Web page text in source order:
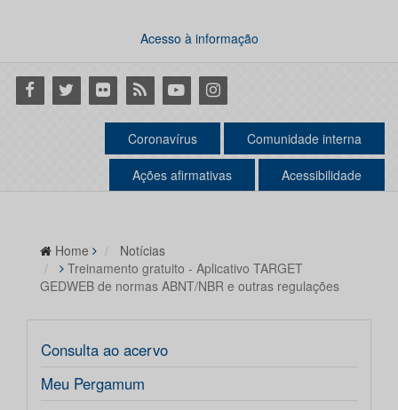
Acesso à informação
Facebook
Twitter Flickr RSS YoutubeInstagram
Coronavírus Comunidade interna
Ações afirmativas Acessibilidade
Home
Notícias
Treinamento gratuito - Aplicativo TARGET
GEDWEB de normas ABNT/NBR e outras regulações
Consulta ao acervo
Meu Pergamum